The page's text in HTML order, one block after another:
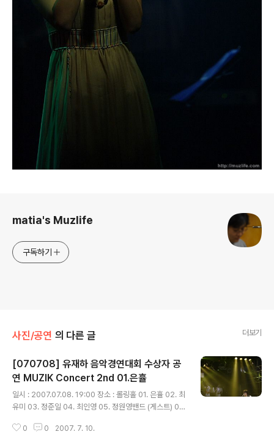
matia's Muzlife
구독하기
사진/공연 의 다른 글 더보기
[070708] 유재하 음악경연대회 수상자 공
연 MUZIK Concert 2nd 01.은휼
일시 : 2007.07.08. 19:00 장소 : 롤링홀 01. 은휼 02. 최
유미 03. 정준일 04. 최인영 05. 정원영밴드 (게스트) 06.
T SORROW 첫번째 주자 은휼 본인의 무대가 끝난 후 공
0 0 2007. 7. 10.